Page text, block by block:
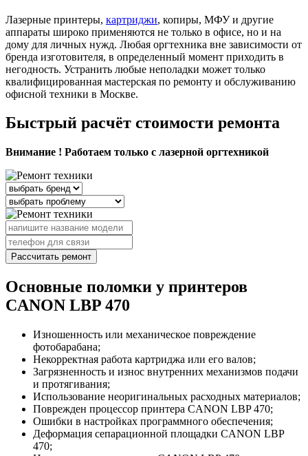
Лазерные принтеры, картриджи, копиры, МФУ и другие
аппараты широко применяются не только в офисе, но и на
дому для личных нужд. Любая оргтехника вне зависимости от
бренда изготовителя, в определенный момент приходить в
негодность. Устранить любые неполадки может только
квалифицированная мастерская по ремонту и обслуживанию
офисной техники в Москве.
Быстрый расчёт стоимости ремонта
Внимание ! Работаем только с лазерной оргтехникой
Рассчитать ремонт
Основные поломки у принтеров
CANON LBP 470
Изношенность или механическое повреждение
фотобарабана;
Некорректная работа картриджа или его валов;
Загрязненность и износ внутренних механизмов подачи
и протягивания;
Использование неоригинальных расходных материалов;
Поврежден процессор принтера CANON LBP 470;
Ошибки в настройках программного обеспечения;
Деформация сепарационной площадки CANON LBP
470;